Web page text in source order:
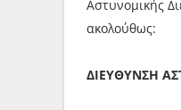
Αστυνομικής
ακολούθως:
ΔΙΕΥΘΥΝΣΗ